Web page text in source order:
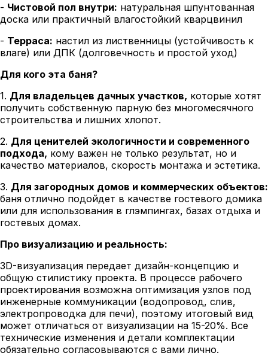
- Чистовой пол внутри: натуральная шпунтованная
доска или практичный влагостойкий кварцвинил
- Терраса: настил из лиственницы (устойчивость к
влаге) или ДПК (долговечность и простой уход)
Для кого эта баня?
1. Для владельцев дачных участков, которые хотят
получить собственную парную без многомесячного
строительства и лишних хлопот.
2. Для ценителей экологичности и современного
подхода, кому важен не только результат, но и
качество материалов, скорость монтажа и эстетика.
3. Для загородных домов и коммерческих объектов:
баня отлично подойдет в качестве гостевого домика
или для использования в глэмпингах, базах отдыха и
гостевых домах.
Про визуализацию и реальность:
3D-визуализация передает дизайн-концепцию и
общую стилистику проекта. В процессе рабочего
проектирования возможна оптимизация узлов под
инженерные коммуникации (водопровод, слив,
электропроводка для печи), поэтому итоговый вид
может отличаться от визуализации на 15-20%. Все
технические изменения и детали комплектации
обязательно согласовываются с вами лично.